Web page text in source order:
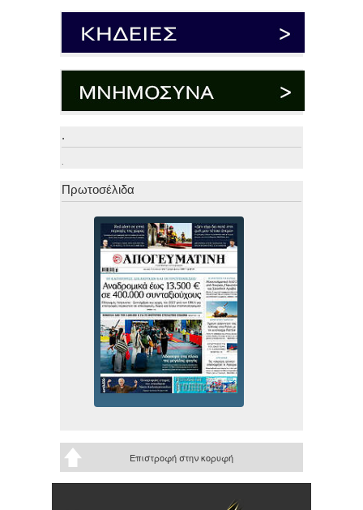
.
.
Πρωτοσέλιδα
Επιστροφή στην κορυφή